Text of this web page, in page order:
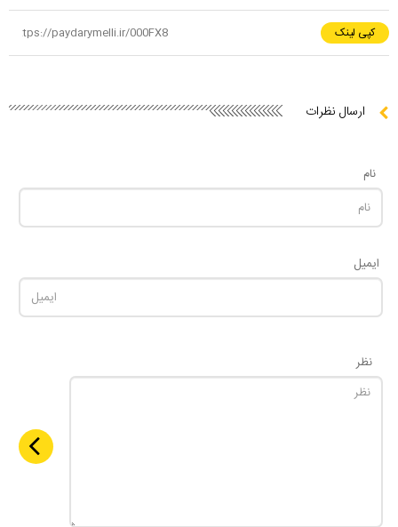
کپی لینک
ارسال نظرات
نام
ایمیل
نظر